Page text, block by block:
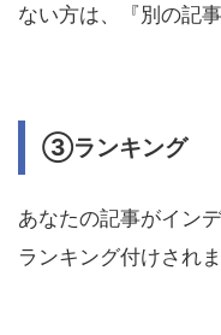
ない方は、『別の記
③ランキング
あなたの記事がイン
ランキング付けされま